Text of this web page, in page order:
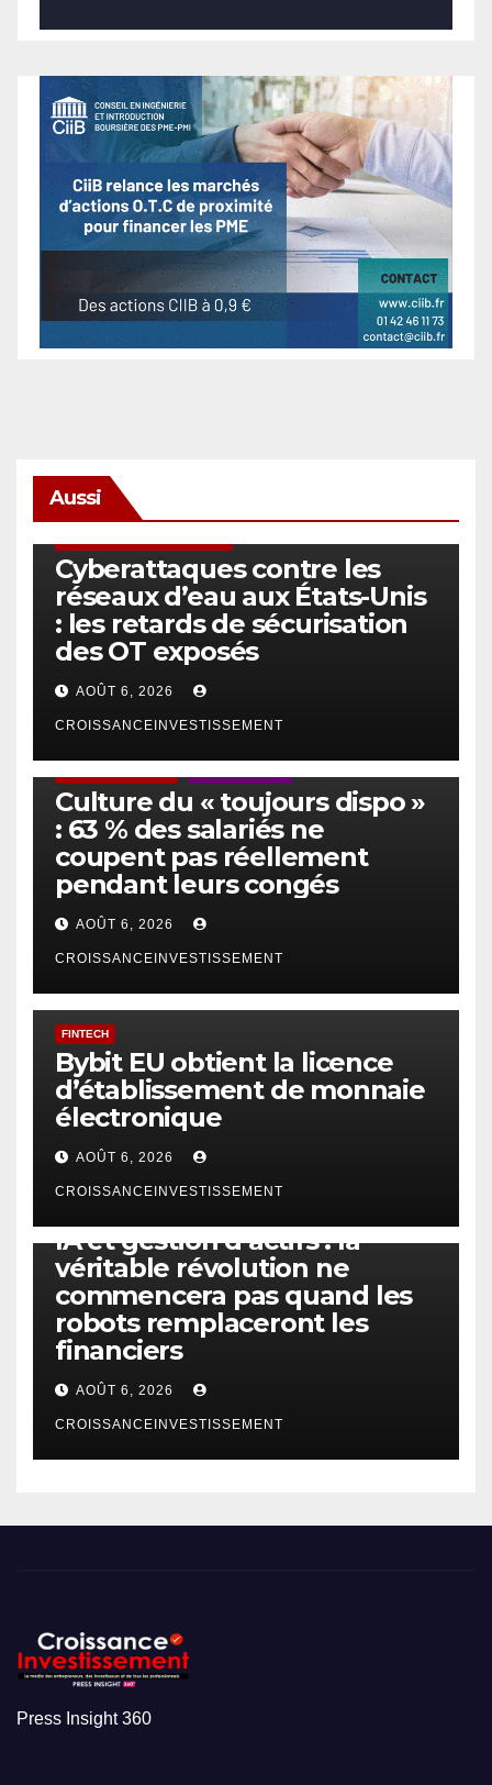
Aussi
Cyberattaques contre les
réseaux d’eau aux États-Unis
: les retards de sécurisation
des OT exposés
AOÛT 6, 2026
CROISSANCEINVESTISSEMENT
Culture du « toujours dispo »
: 63 % des salariés ne
coupent pas réellement
pendant leurs congés
AOÛT 6, 2026
CROISSANCEINVESTISSEMENT
FINTECH
Bybit EU obtient la licence
d’établissement de monnaie
électronique
AOÛT 6, 2026
CROISSANCEINVESTISSEMENT
IA et gestion d’actifs : la
véritable révolution ne
commencera pas quand les
robots remplaceront les
financiers
AOÛT 6, 2026
CROISSANCEINVESTISSEMENT
Press Insight 360